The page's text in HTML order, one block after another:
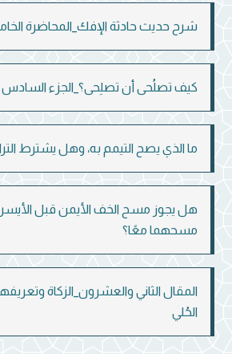
شرح حديث حادثة الإفك_المحاضرة
كيف تصلُحى أن تصلِحى؟_الجزء السادس
ما الذي يصح التيمم به، وهل يشترط
هل يجوز مسح الخف الأيمن قبل
مسحهما معًا؟
المقال الثاني والعشرون_الزكاة
الحُلي